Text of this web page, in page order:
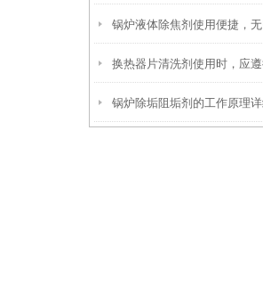
锅炉除垢阻垢剂的工作原理